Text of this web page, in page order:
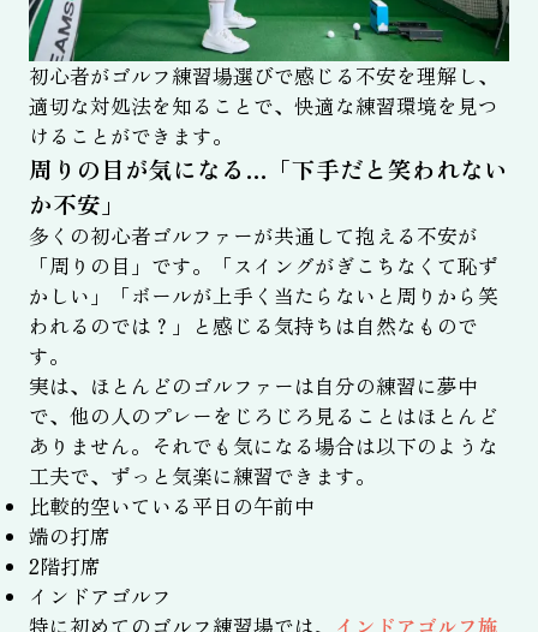
初心者がゴルフ練習場選びで感じる不安を理解し、
適切な対処法を知ることで、快適な練習環境を見つ
けることができます。
周りの目が気になる…「下手だと笑われない
か不安」
多くの初心者ゴルファーが共通して抱える不安が
「周りの目」です。「スイングがぎこちなくて恥ず
かしい」「ボールが上手く当たらないと周りから笑
われるのでは？」と感じる気持ちは自然なもので
す。
実は、ほとんどのゴルファーは自分の練習に夢中
で、他の人のプレーをじろじろ見ることはほとんど
ありません。それでも気になる場合は以下のような
工夫で、ずっと気楽に練習できます。
比較的空いている平日の午前中
端の打席
2階打席
インドアゴルフ